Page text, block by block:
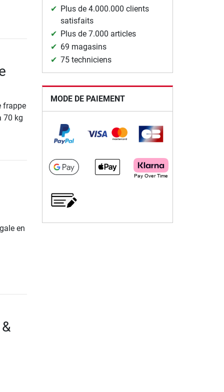
frappe
70 kg
en
Plus de 4.000.000 clients
satisfaits
Plus de 7.000 articles
69 magasins
75 techniciens
MODE DE PAIEMENT